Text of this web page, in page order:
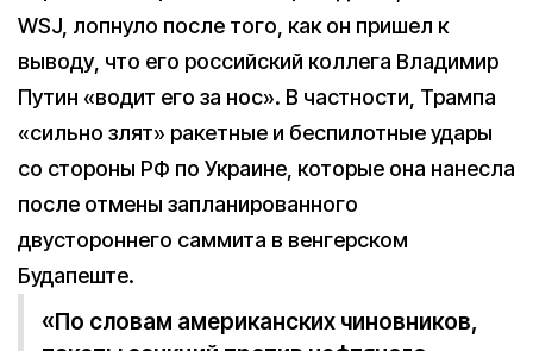
WSJ, лопнуло после того, как он пришел к
выводу, что его российский коллега Владимир
Путин «водит его за нос». В частности, Трампа
«сильно злят» ракетные и беспилотные удары
со стороны РФ по Украине, которые она нанесла
после отмены запланированного
двустороннего саммита в венгерском
Будапеште.
«По словам американских чиновников,